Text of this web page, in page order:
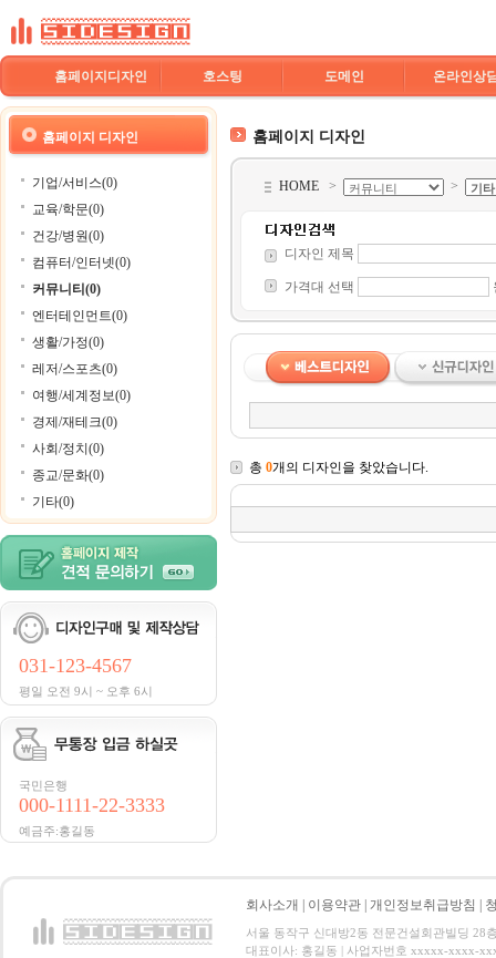
홈페이지디자인 호스팅 도메인 온라인상
홈페이지 디자인
기업/서비스(0)
교육/학문(0)
건강/병원(0)
컴퓨터/인터넷(0)
커뮤니티(0)
엔터테인먼트(0)
생활/가정(0)
레저/스포츠(0)
여행/세계정보(0)
경제/재테크(0)
사회/정치(0)
종교/문화(0)
기타(0)
031-123-4567
평일 오전 9시 ~ 오후 6시
국민은행
000-1111-22-3333
예금주:홍길동
홈페이지 디자인
HOME > >
디자인 제목
가격대 선택
총 0개의 디자인을 찾았습니다.
회사소개 이용약관 개인정보취급방침
서울 동작구 신대방2동 전문건설회관빌딩 28
대표이사: 홍길동 | 사업자번호 xxxxx-xxxx-